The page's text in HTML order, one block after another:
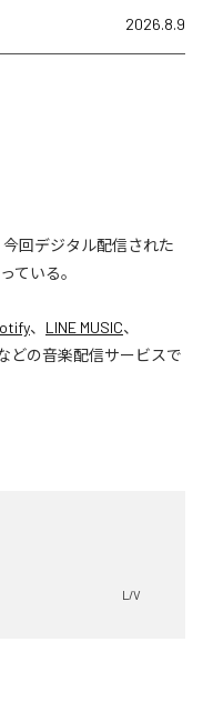
2026.8.9
今回デジタル配信された
ている。
、 LINE MUSIC、
どの音楽配信サービスで
L/V